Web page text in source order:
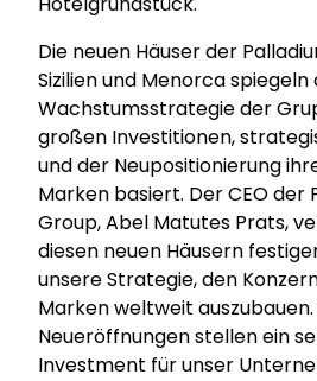
Die neuen Häuser der
Sizilien und Menorca
Wachstumsstrategie der
großen Investitionen,
und der Neupositionierung
Marken basiert. Der CEO der
Group, Abel Matutes Prats,
diesen neuen Häusern
unsere Strategie, den
Marken weltweit auszubauen.
Neueröffnungen stellen ein
Investment für unser